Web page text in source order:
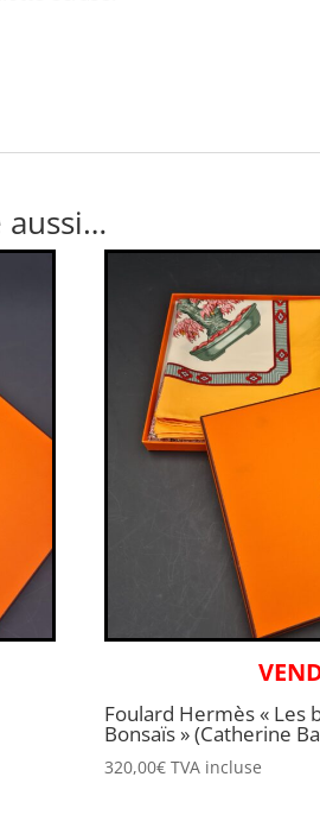
aussi…
Foulard Hermès « Les
Bonsaïs » (Catherine
320,00€ TVA incluse